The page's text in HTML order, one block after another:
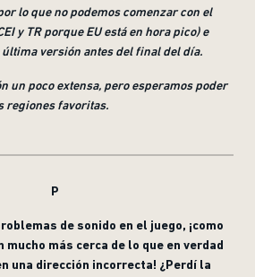
lo que no podemos comenzar con el
y TR porque EU está en hora pico) e
versión antes del final del día.
un poco extensa, pero esperamos poder
regiones favoritas.
P
de sonido en el juego, ¡como
más cerca de lo que en verdad
una dirección incorrecta! ¿Perdí la